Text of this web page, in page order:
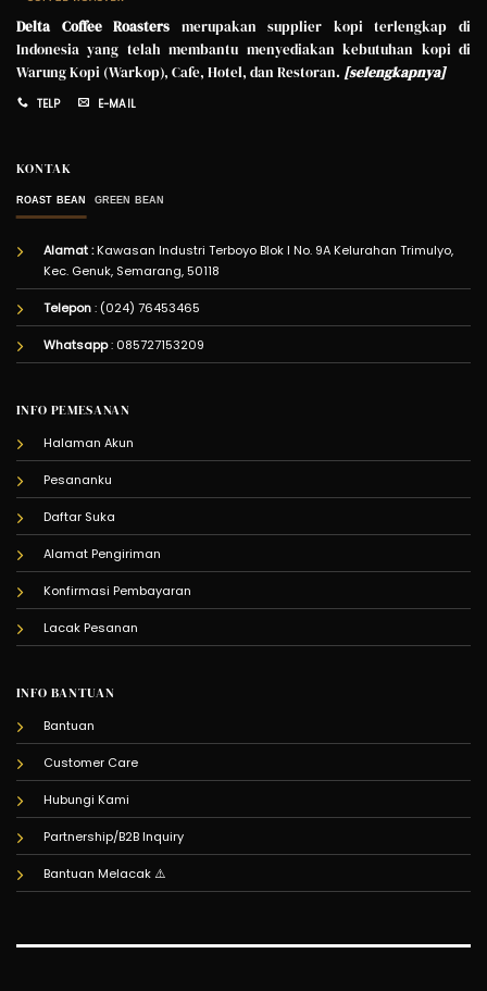
Delta Coffee Roasters merupakan supplier kopi terlengkap di
Indonesia yang telah membantu menyediakan kebutuhan kopi di
Warung Kopi (Warkop), Cafe, Hotel, dan Restoran. [selengkapnya]
TELP E-MAIL
KONTAK
ROAST BEAN GREEN BEAN
Alamat :Kawasan Industri Terboyo Blok I No. 9A Kelurahan Trimulyo,
Kec. Genuk, Semarang, 50118
Telepon: (024) 76453465
Whatsapp: 085727153209
INFO PEMESANAN
Halaman Akun
Pesananku
Daftar Suka
Alamat Pengiriman
Konfirmasi Pembayaran
Lacak Pesanan
INFO BANTUAN
Bantuan
Customer Care
Hubungi Kami
Partnership/B2B Inquiry
Bantuan Melacak ⚠️